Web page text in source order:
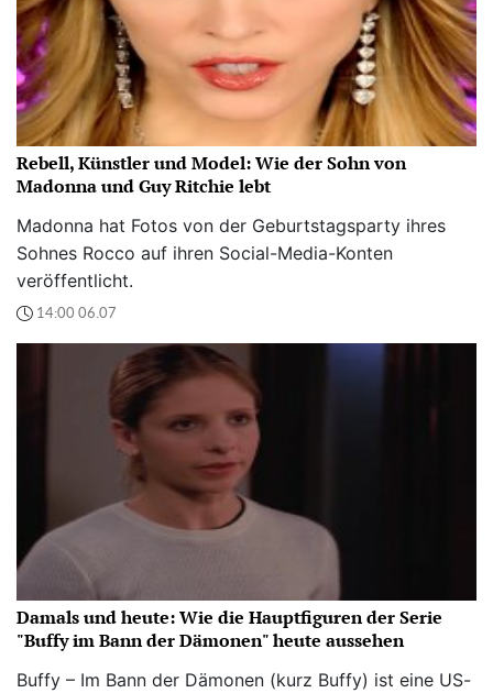
Rebell, Künstler und Model: Wie der Sohn von
Madonna und Guy Ritchie lebt
Madonna hat Fotos von der Geburtstagsparty ihres
Sohnes Rocco auf ihren Social-Media-Konten
veröffentlicht.
14:00 06.07
Damals und heute: Wie die Hauptfiguren der Serie
"Buffy im Bann der Dämonen" heute aussehen
Buffy – Im Bann der Dämonen (kurz Buffy) ist eine US-